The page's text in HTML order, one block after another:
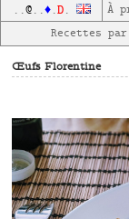
..@..♦.D. À
Recettes
Œufs Florentine